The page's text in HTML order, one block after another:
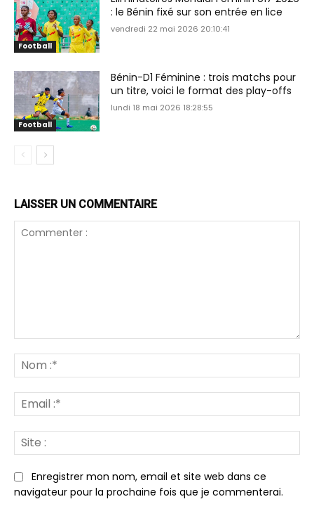
Football
: le Bénin fixé sur son entrée en lice
vendredi 22 mai 2026 20:10:41
Football
Bénin-D1 Féminine : trois matchs pour
un titre, voici le format des play-offs
lundi 18 mai 2026 18:28:55
LAISSER UN COMMENTAIRE
:*
:*
:
Enregistrer mon nom, email et site web dans ce
navigateur pour la prochaine fois que je commenterai.